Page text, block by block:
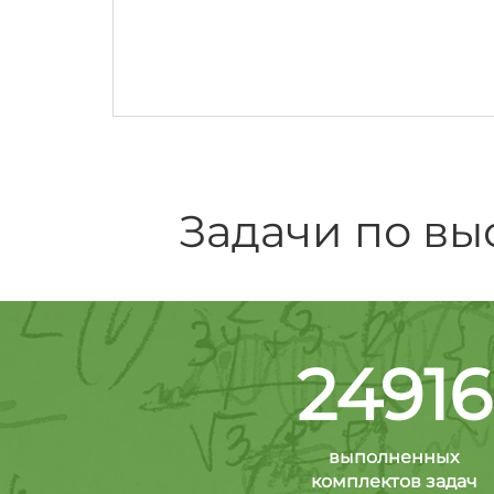
Задачи по
24916
выполненных
комплектов задач